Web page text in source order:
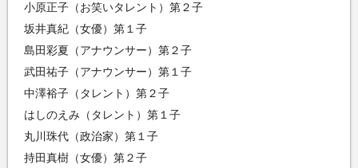
小原正子（お笑いタレント）第２子
坂井真紀（女優）第１子
島田彩夏（アナウンサー）第２子
武田祐子（アナウンサー）第１子
中澤裕子（タレント）第２子
はしのえみ（タレント）第１子
丸川珠代（政治家）第１子
持田真樹（女優）第２子